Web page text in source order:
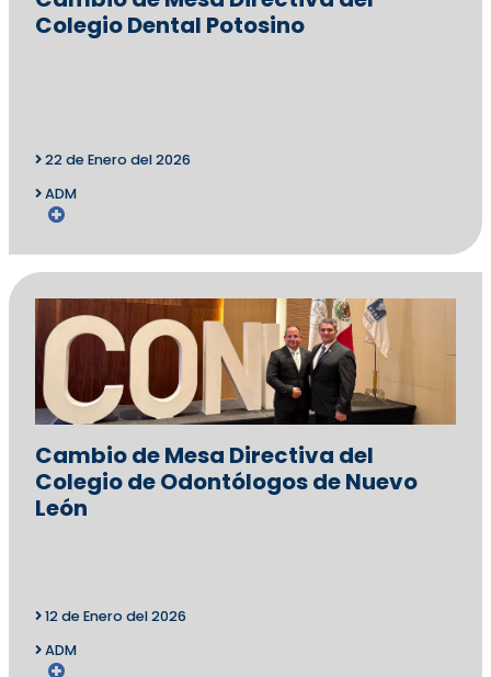
Colegio Dental Potosino
22 de Enero del 2026
ADM
Cambio de Mesa Directiva del
Colegio de Odontólogos de Nuevo
León
12 de Enero del 2026
ADM